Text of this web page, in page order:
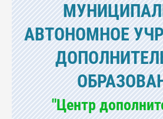
АВТОНОМНОЕ
"Центр